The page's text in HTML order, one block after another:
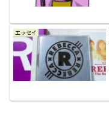
エッセイ